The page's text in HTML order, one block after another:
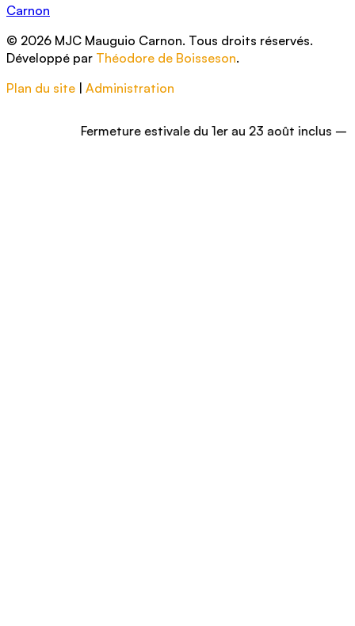
Carnon
© 2026 MJC Mauguio Carnon. Tous droits réservés.
Développé par Théodore de Boisseson.
Plan du site | Administration
Fermeture estivale du 1er au 23 août inclus – Nous